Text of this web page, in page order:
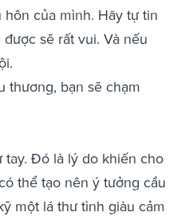
của mình. Hãy tự tin
sẽ rất vui. Và nếu
thương, bạn sẽ chạm
tay. Đó là lý do khiến cho
thể tạo nên ý tưởng cầu
một lá thư tình giàu cảm